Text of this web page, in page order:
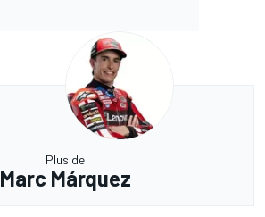
Plus de
Marc Márquez